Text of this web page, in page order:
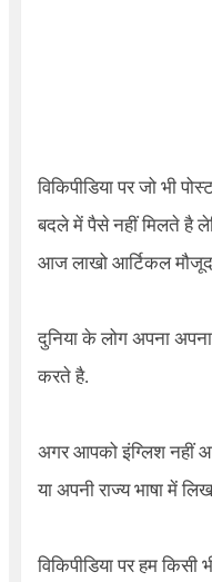
विकिपीडिया पर जो भी
बदले में पैसे नहीं मिलते है
आज लाखो आर्टिकल
दुनिया के लोग अपना
करते है.
अगर आपको इंग्लिश नहीं
या अपनी राज्य भाषा में
विकिपीडिया पर हम